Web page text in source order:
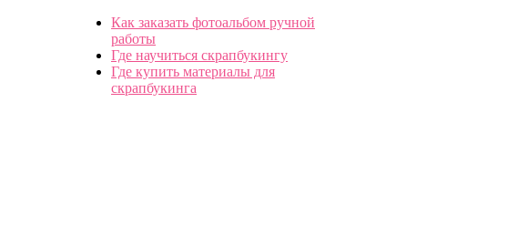
Как заказать фотоальбом ручной
работы
Где научиться скрапбукингу
Где купить материалы для
скрапбукинга